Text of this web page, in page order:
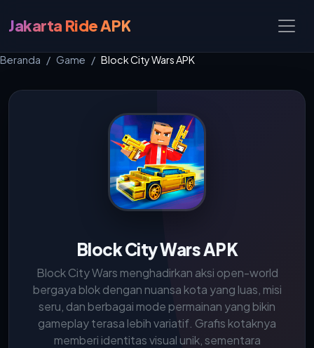
Jakarta Ride APK
Beranda Game Block City Wars APK
Block City Wars APK
Block City Wars menghadirkan aksi open-world
bergaya blok dengan nuansa kota yang luas, misi
seru, dan berbagai mode permainan yang bikin
gameplay terasa lebih variatif. Grafis kotaknya
memberi identitas visual unik, sementara